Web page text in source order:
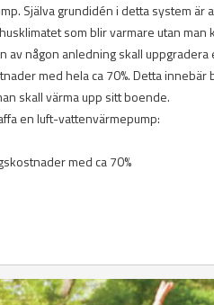
Själva grundidén i detta system
som blir varmare utan
av någon anledning skall
med hela ca 70%. Detta
skall värma upp sitt boende.
en luft-vattenvärmepump:
med ca 70%